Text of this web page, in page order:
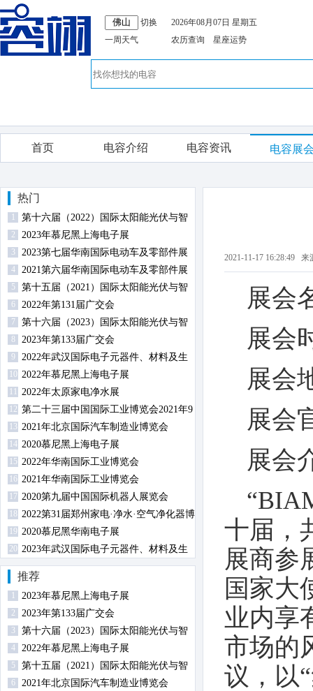
切换
一周天气
2026年08月07日 星期五
农历查询
星座运势
首页 电容介绍 电容资讯 电容展
热门
第十六届（2022）国际太阳能光伏与智
慧能源（上海）展览会暨论坛
2 2023年慕尼黑上海电子展
3
2023第七届华南国际电动车及零部件展
览会
4
2021第六届华南国际电动车及零部件展
览会
5
第十五届（2021）国际太阳能光伏与智
慧能源（上海）展览会暨论坛
6 2022年第131届广交会
7
第十六届（2023）国际太阳能光伏与智
慧能源（上海）展览会暨论坛
8 2023年第133届广交会
9
2022年武汉国际电子元器件、材料及生
产设备展览会
10 2022年慕尼黑上海电子展
2022年太原家电净水展
12 第二十三届中国国际工业博览会2021年9
月14日-18日在沪举行
13 2021年北京国际汽车制造业博览会
14 2020慕尼黑上海电子展
15 2022年华南国际工业博览会
16 2021年华南国际工业博览会
17 2020第九届中国国际机器人展览会
18 2022第31届郑州家电·净水·空气净化器博
览会
19 2020慕尼黑华南电子展
20 2023年武汉国际电子元器件、材料及生
产设备展览会
推荐
2023年慕尼黑上海电子展
2 2023年第133届广交会
3
第十六届（2023）国际太阳能光伏与智
慧能源（上海）展览会暨论坛
4 2022年慕尼黑上海电子展
5
第十五届（2021）国际太阳能光伏与智
慧能源（上海）展览会暨论坛
6 2021年北京国际汽车制造业博览会
2021-11-17 16:28:49
展会
展会
展会
展会
展会
十届，
展商参
国家大
业内享
市场的
议，以